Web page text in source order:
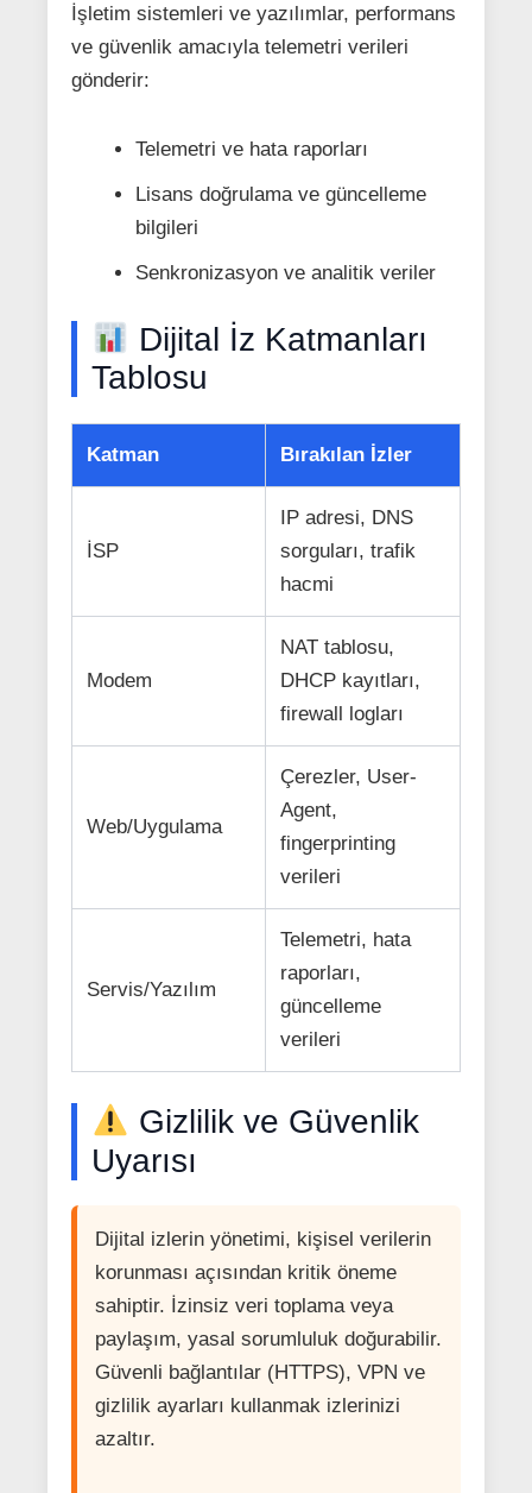
İşletim sistemleri ve yazılımlar, performans
ve güvenlik amacıyla telemetri verileri
gönderir:
Telemetri ve hata raporları
Lisans doğrulama ve güncelleme
bilgileri
Senkronizasyon ve analitik veriler
Dijital İz Katmanları
Tablosu
Katman Bırakılan İzler
İSP
IP adresi, DNS
sorguları, trafik
hacmi
Modem
NAT tablosu,
DHCP kayıtları,
firewall logları
Web/Uygulama
Çerezler, User-
Agent,
fingerprinting
verileri
Servis/Yazılım
Telemetri, hata
raporları,
güncelleme
verileri
Gizlilik ve Güvenlik
Uyarısı
Dijital izlerin yönetimi, kişisel verilerin
korunması açısından kritik öneme
sahiptir. İzinsiz veri toplama veya
paylaşım, yasal sorumluluk doğurabilir.
Güvenli bağlantılar (HTTPS), VPN ve
gizlilik ayarları kullanmak izlerinizi
azaltır.